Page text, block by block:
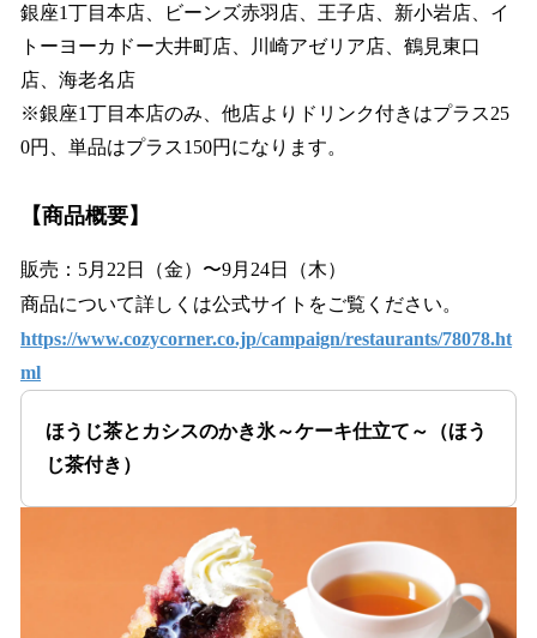
銀座1丁目本店、ビーンズ赤羽店、王子店、新小岩店、イ
トーヨーカドー大井町店、川崎アゼリア店、鶴見東口
店、海老名店
※銀座1丁目本店のみ、他店よりドリンク付きはプラス25
0円、単品はプラス150円になります。
【商品概要】
販売：5月22日（金）〜9月24日（木）
商品について詳しくは公式サイトをご覧ください。
https://www.cozycorner.co.jp/campaign/restaurants/78078.ht
ml
ほうじ茶とカシスのかき氷～ケーキ仕立て～（ほう
じ茶付き）